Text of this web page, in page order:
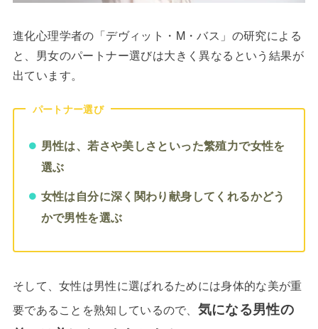
進化心理学者の「デヴィット・M・バス」の研究による
と、男女のパートナー選びは大きく異なるという結果が
出ています。
パートナー選び
男性は、若さや美しさといった繁殖力で女性を
選ぶ
女性は自分に深く関わり献身してくれるかどう
かで男性を選ぶ
そして、女性は男性に選ばれるためには身体的な美が重
要であることを熟知しているので、 気になる男性の